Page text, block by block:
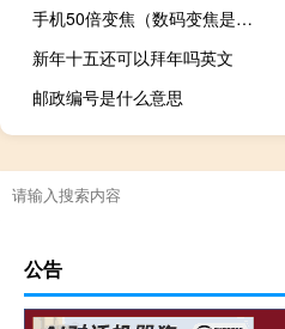
手机50倍变焦（数码变焦是什么意思）
新年十五还可以拜年吗英文
邮政编号是什么意思
公告